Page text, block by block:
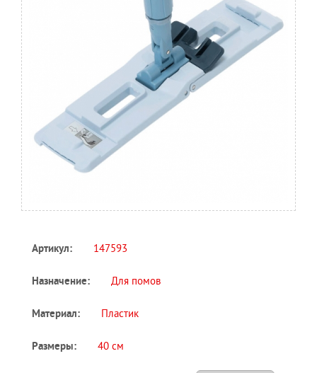
Артикул: 147593
Назначение: Для помов
Материал: Пластик
Размеры: 40 см